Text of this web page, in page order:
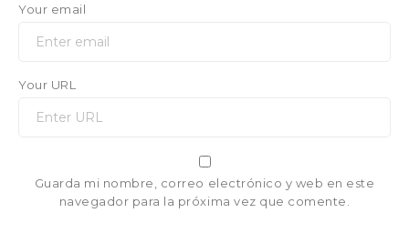
Your email
Your URL
Guarda mi nombre, correo electrónico y web en este
navegador para la próxima vez que comente.